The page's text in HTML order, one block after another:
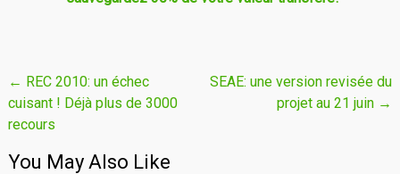
Navigation
de
← REC 2010: un échec
cuisant ! Déjà plus de 3000
recours
SEAE: une version revisée du
projet au 21 juin →
You May Also Like